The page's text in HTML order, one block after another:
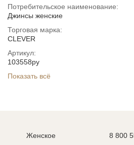
Потребительское наименование:
Джинсы женские
Торговая марка:
CLEVER
Артикул:
103558ру
Показать всё
Женское
8 800